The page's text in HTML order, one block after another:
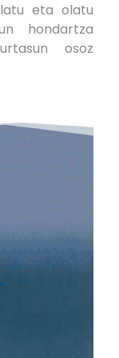
eta olatu
hondartza
osoz